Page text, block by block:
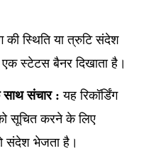
की स्थिति या त्रुटि संदेश
स्टेटस बैनर दिखाता है।
संचार : यह रिकॉर्डिंग
सूचित करने के लिए
संदेश भेजता है।